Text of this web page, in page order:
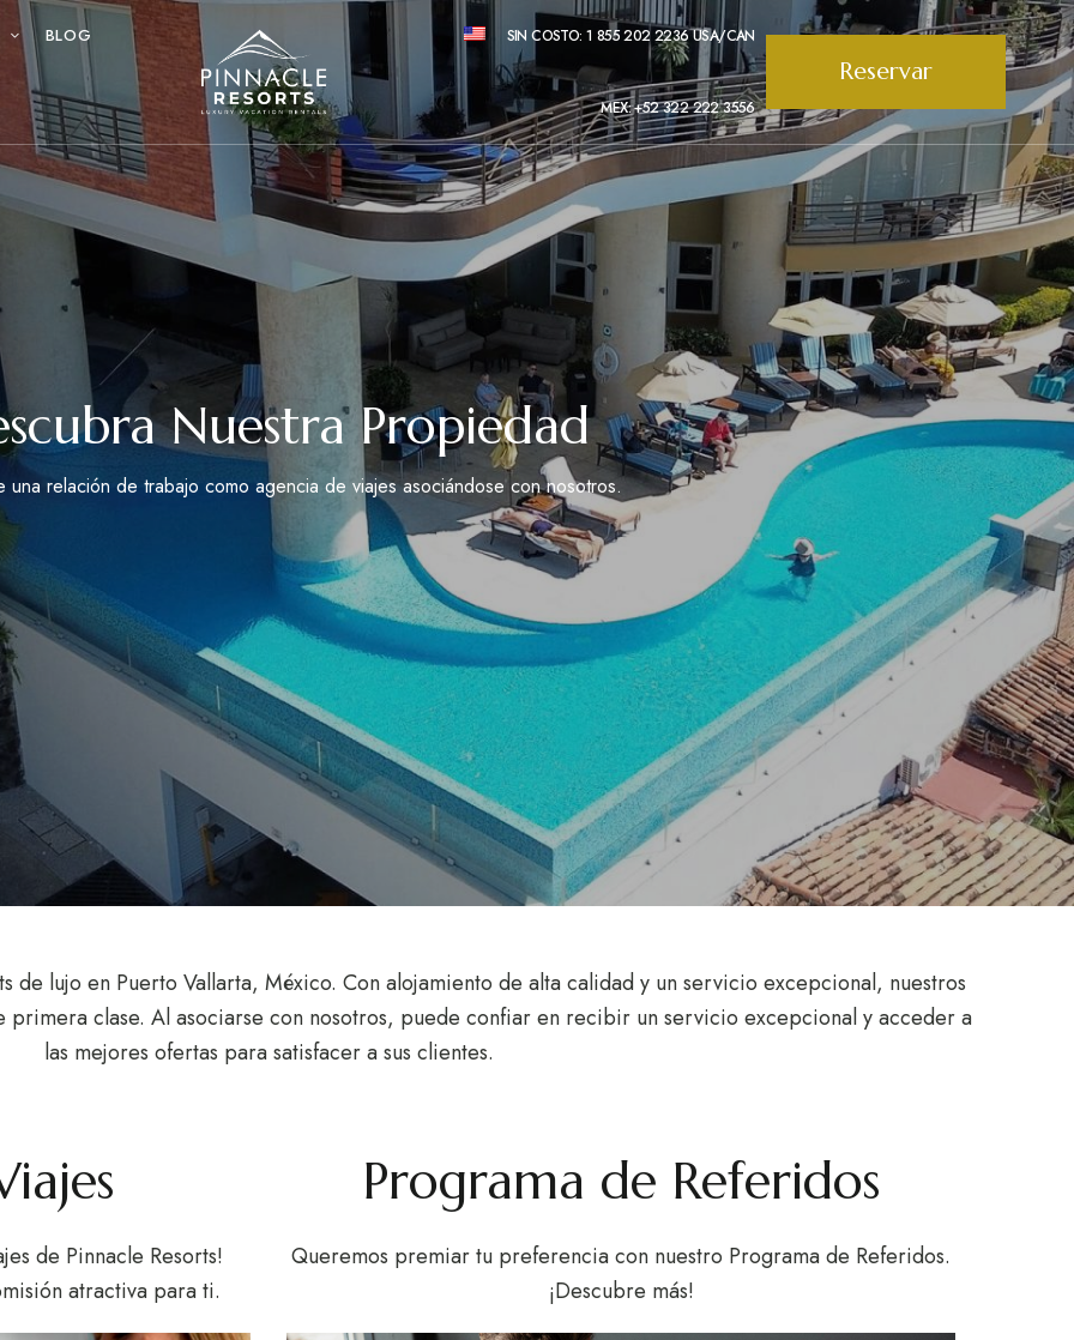
BLOG SIN COSTO: 1 855 202 2236 USA/CAN
MEX: +52 322 222 3556
Reservar
Nuestra Propiedad
una relación de trabajo como agencia de viajes asociándose con nosotros.
de lujo en Puerto Vallarta, México. Con alojamiento de alta calidad y un servicio excepcional, nuestros
clase. Al asociarse con nosotros, puede confiar en recibir un servicio excepcional y acceder a
las mejores ofertas para satisfacer a sus clientes.
de Pinnacle Resorts!
atractiva para ti.
Programa de Referidos
Queremos premiar tu preferencia con nuestro Programa de Referidos.
¡Descubre más!